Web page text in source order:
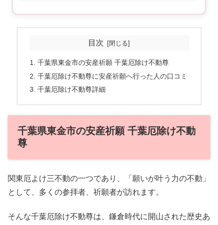
目次
千葉県東金市の安産祈願 千葉厄除け不動尊
千葉厄除け不動尊に安産祈願へ行った人の口コミ
千葉厄除け不動尊詳細
千葉県東金市の安産祈願 千葉厄除け不動
尊
関東厄よけ三不動の一つであり、「願いが叶う力の不動」
として、多くの参拝者、祈願者が訪れます。
そんな千葉厄除け不動尊は、鎌倉時代に開山された歴史あ